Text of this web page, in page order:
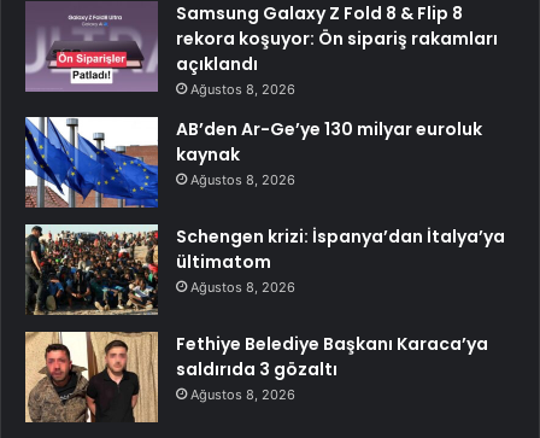
Samsung Galaxy Z Fold 8 & Flip 8
rekora koşuyor: Ön sipariş rakamları
açıklandı
Ağustos 8, 2026
AB’den Ar-Ge’ye 130 milyar euroluk
kaynak
Ağustos 8, 2026
Schengen krizi: İspanya’dan İtalya’ya
ültimatom
Ağustos 8, 2026
Fethiye Belediye Başkanı Karaca’ya
saldırıda 3 gözaltı
Ağustos 8, 2026